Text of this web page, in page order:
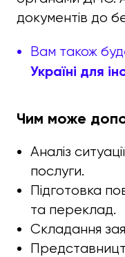
документів до
Вам також
Україні для
Чим може
Аналіз
послуги.
Підготовка
та переклад.
Складання